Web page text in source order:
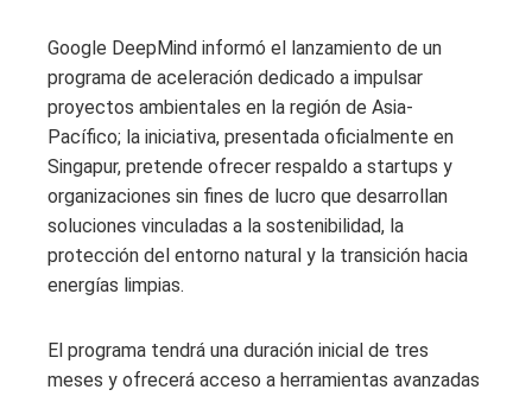
Google DeepMind informó el lanzamiento de un
programa de aceleración dedicado a impulsar
proyectos ambientales en la región de Asia-
Pacífico; la iniciativa, presentada oficialmente en
Singapur, pretende ofrecer respaldo a startups y
organizaciones sin fines de lucro que desarrollan
soluciones vinculadas a la sostenibilidad, la
protección del entorno natural y la transición hacia
energías limpias.
El programa tendrá una duración inicial de tres
meses y ofrecerá acceso a herramientas avanzadas